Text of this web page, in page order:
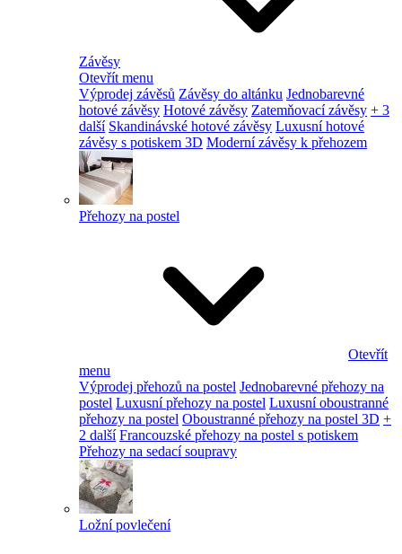
Závěsy
Otevřít menu
Výprodej závěsů Závěsy do altánku Jednobarevné
hotové závěsy Hotové závěsy Zatemňovací závěsy + 3
další Skandinávské hotové závěsy Luxusní hotové
závěsy s potiskem 3D Moderní závěsy k přehozem
Přehozy na postel
Otevřít
menu
Výprodej přehozů na postel Jednobarevné přehozy na
postel Luxusní přehozy na postel Luxusní oboustranné
přehozy na postel Oboustranné přehozy na postel 3D +
2 další Francouzské přehozy na postel s potiskem
Přehozy na sedací soupravy
Ložní povlečení